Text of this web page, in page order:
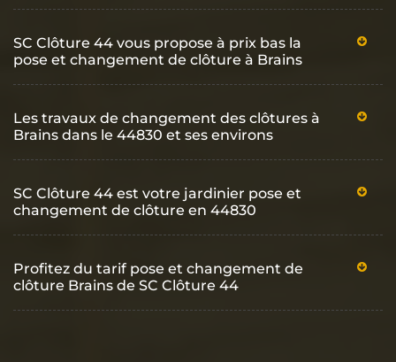
SC Clôture 44 vous propose à prix bas la
pose et changement de clôture à Brains
Les travaux de changement des clôtures à
Brains dans le 44830 et ses environs
SC Clôture 44 est votre jardinier pose et
changement de clôture en 44830
Profitez du tarif pose et changement de
clôture Brains de SC Clôture 44